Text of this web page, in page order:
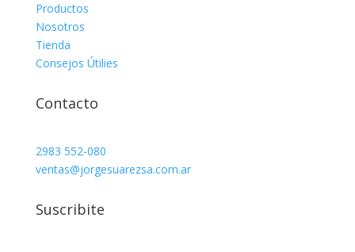
Productos
Nosotros
Tienda
Consejos Útilies
Contacto
2983 552-080
ventas@jorgesuarezsa.com.ar
Suscribite